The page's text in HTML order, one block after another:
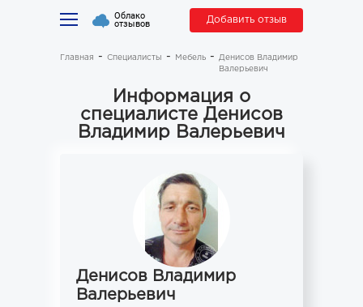
Облако
отзывов Добавить отзыв
Главная Специалисты Мебель
Денисов Владимир
Валерьевич
Информация о
специалисте Денисов
Владимир Валерьевич
Денисов Владимир
Валерьевич